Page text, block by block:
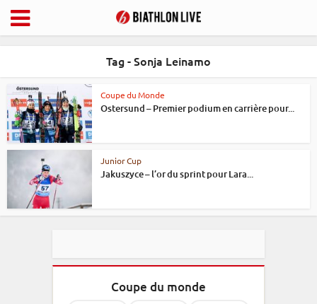
Tag - Sonja Leinamo
Coupe du Monde
Ostersund – Premier podium en carrière pour...
Junior Cup
Jakuszyce – l’or du sprint pour Lara...
Coupe du monde